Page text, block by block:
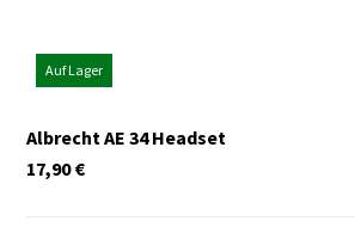
Auf Lager
Albrecht AE 34 Headset
€
17,90